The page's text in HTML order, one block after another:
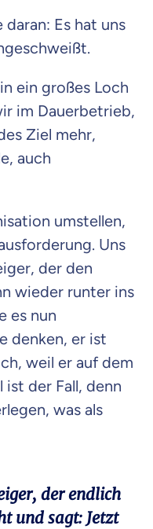
Es hat uns
ein großes Loch
im Dauerbetrieb,
Ziel mehr,
auch
umstellen,
Uns
der den
wieder runter ins
es nun
denken, er ist
weil er auf dem
der Fall, denn
was als
der endlich
und sagt: Jetzt